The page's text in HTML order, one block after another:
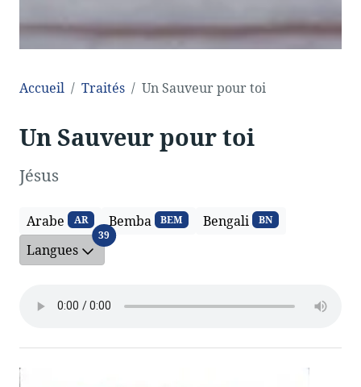
Accueil Traités Un Sauveur pour toi
Un Sauveur pour toi
Jésus
Arabe AR Bemba BEM Bengali BN
Langues
39Langues